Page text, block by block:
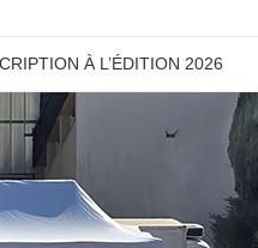
À L’ÉDITION 2026